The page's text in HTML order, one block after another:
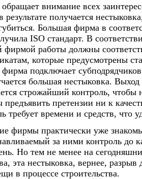
внимание всех
результате получается
Большая фирма в
ISO стандарт. В
фирмой работы должны
которые предусмотрены
фирма подключает
большая нестыковка.
строжайший контроль, чтобы
предъявить претензии ни к
требует времени и средств, что
фирмы практически уже
за ними контроль до
Но тем не менее на
эта нестыковка, вернее, разрыв
в процессе строительства.